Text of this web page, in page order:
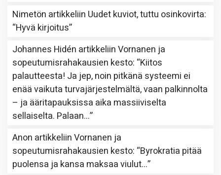
Nimetön artikkeliin Uudet kuviot, tuttu osinkovirta:
“Hyvä kirjoitus”
Johannes Hidén artikkeliinVornanen ja
sopeutumisrahakausien kesto: “Kiitos
palautteesta! Ja jep, noin pitkänä systeemi ei
enää vaikuta turvajärjestelmältä, vaan palkinnolta
– ja ääritapauksissa aika massiiviselta
sellaiselta. Palaan…”
Anon artikkeliinVornanen ja
sopeutumisrahakausien kesto: “Byrokratia pitää
puolensa ja kansa maksaa viulut…”